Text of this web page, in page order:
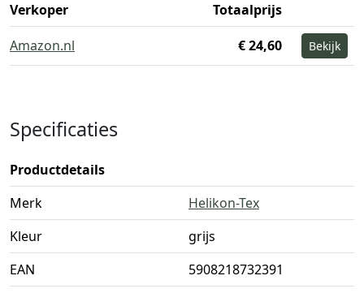
Verkoper
Totaalprijs
Amazon.nl
€ 24,60 Bekijk
Specificaties
Productdetails
Merk
Helikon-Tex
Kleur
grijs
EAN
5908218732391